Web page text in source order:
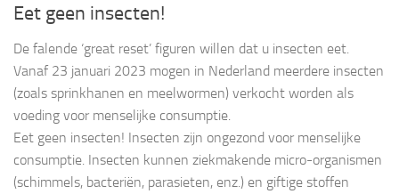
Eet geen insecten!
De falende ‘great reset’ figuren willen dat u insecten eet.
Vanaf 23 januari 2023 mogen in Nederland meerdere insecten
(zoals sprinkhanen en meelwormen) verkocht worden als
voeding voor menselijke consumptie.
Eet geen insecten! Insecten zijn ongezond voor menselijke
consumptie. Insecten kunnen ziekmakende micro-organismen
(schimmels, bacteriën, parasieten, enz.) en giftige stoffen